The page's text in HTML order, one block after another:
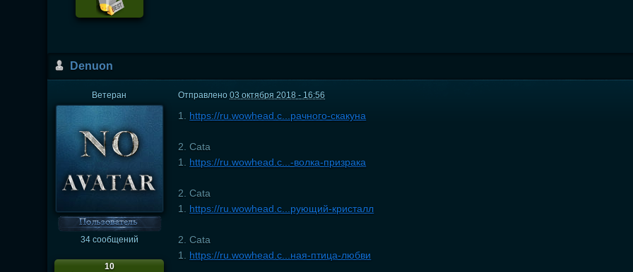
Dеnuon
Ветеран
34 сообщений
10
Отправлено03 октября 2018 - 16:56
1. https://ru.wowhead.c...рачного-скакуна
2. Cata
1. https://ru.wowhead.c...-волка-призрака
2. Cata
1. https://ru.wowhead.c...рующий-кристалл
2. Cata
1. https://ru.wowhead.c...ная-птица-любви